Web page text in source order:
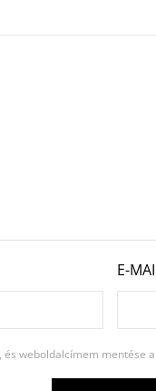
E-
weboldalcímem mentése